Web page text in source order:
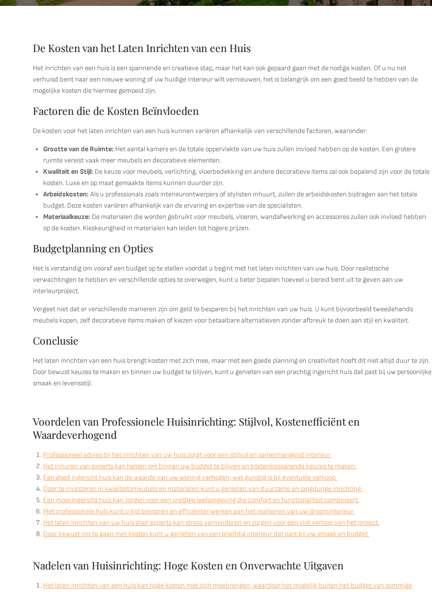
De Kosten van het Laten Inrichten van een Huis
Het inrichten van een huis is een spannende en creatieve stap, maar het kan ook gepaard gaan met de nodige kosten. Of u nu net
verhuisd bent naar een nieuwe woning of uw huidige interieur wilt vernieuwen, het is belangrijk om een goed beeld te hebben van de
mogelijke kosten die hiermee gemoeid zijn.
Factoren die de Kosten Beïnvloeden
De kosten voor het laten inrichten van een huis kunnen variëren afhankelijk van verschillende factoren, waaronder:
Grootte van de Ruimte: Het aantal kamers en de totale oppervlakte van uw huis zullen invloed hebben op de kosten. Een grotere
ruimte vereist vaak meer meubels en decoratieve elementen.
Kwaliteit en Stijl: De keuze voor meubels, verlichting, vloerbedekking en andere decoratieve items zal ook bepalend zijn voor de totale
kosten. Luxe en op maat gemaakte items kunnen duurder zijn.
Arbeidskosten: Als u professionals zoals interieurontwerpers of stylisten inhuurt, zullen de arbeidskosten bijdragen aan het totale
budget. Deze kosten variëren afhankelijk van de ervaring en expertise van de specialisten.
Materiaalkeuze: De materialen die worden gebruikt voor meubels, vloeren, wandafwerking en accessoires zullen ook invloed hebben
op de kosten. Kieskeurigheid in materialen kan leiden tot hogere prijzen.
Budgetplanning en Opties
Het is verstandig om vooraf een budget op te stellen voordat u begint met het laten inrichten van uw huis. Door realistische
verwachtingen te hebben en verschillende opties te overwegen, kunt u beter bepalen hoeveel u bereid bent uit te geven aan uw
interieurproject.
Vergeet niet dat er verschillende manieren zijn om geld te besparen bij het inrichten van uw huis. U kunt bijvoorbeeld tweedehands
meubels kopen, zelf decoratieve items maken of kiezen voor betaalbare alternatieven zonder afbreuk te doen aan stijl en kwaliteit.
Conclusie
Het laten inrichten van een huis brengt kosten met zich mee, maar met een goede planning en creativiteit hoeft dit niet altijd duur te zijn.
Door bewust keuzes te maken en binnen uw budget te blijven, kunt u genieten van een prachtig ingericht huis dat past bij uw persoonlijke
smaak en levensstijl.
Voordelen van Professionele Huisinrichting: Stijlvol, Kostenefficiënt en
Waardeverhogend
Professioneel advies bij het inrichten van uw huis zorgt voor een stijlvol en samenhangend interieur.
Het inhuren van experts kan helpen om binnen uw budget te blijven en kostenbesparende keuzes te maken.
Een goed ingericht huis kan de waarde van uw woning verhogen, wat gunstig is bij eventuele verkoop.
Door te investeren in kwaliteitsmeubels en materialen kunt u genieten van duurzame en langdurige inrichting.
Een mooi ingericht huis kan zorgen voor een prettige leefomgeving die comfort en functionaliteit combineert.
Met professionele hulp kunt u tijd besparen en efficiënter werken aan het realiseren van uw droominterieur.
Het laten inrichten van uw huis door experts kan stress verminderen en zorgen voor een vlot verloop van het project.
Door bewust om te gaan met kosten kunt u genieten van een prachtig interieur dat past bij uw smaak en budget.
Nadelen van Huisinrichting: Hoge Kosten en Onverwachte Uitgaven
Het laten inrichten van een huis kan hoge kosten met zich meebrengen, waardoor het mogelijk buiten het budget van sommige